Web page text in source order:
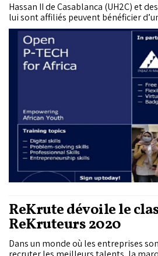
Hassan II de Casablanca (UH2C) et
lui sont affiliés peuvent bénéficier
formation innovant qui viendra
académique. Il s’agit du...
ReKrute dévoile le
ReKruteurs 2020
Dans un monde où les entreprises